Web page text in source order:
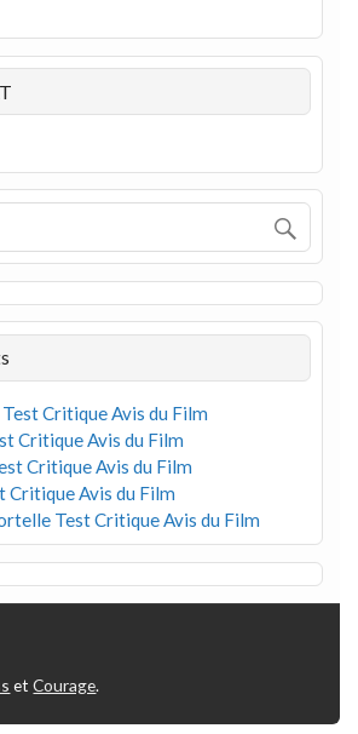
Critique Avis du Film
Critique Avis du Film
Critique Avis du Film
Critique Avis du Film
Test Critique Avis du Film
etCourage.